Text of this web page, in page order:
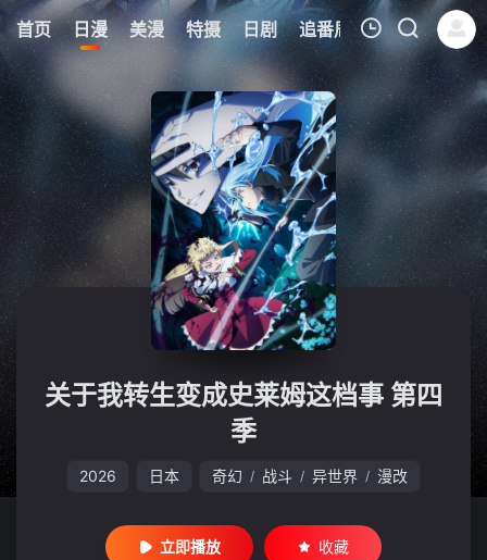
首页 日漫 美漫 特摄 日剧 追番周表 今日更新
0
我的观影记录
暂无观看影片的记录
关于我转生变成史莱姆这档事 第四
季
2026 日本 奇幻 / 战斗 / 异世界 / 漫改
立即播放 收藏